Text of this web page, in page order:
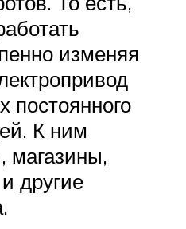
изменяя
постоянного
К ним
магазины,
другие